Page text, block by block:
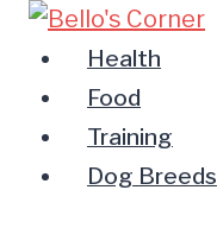
Zum
Inhalt
springen
Health
Food
Training
Dog Breeds